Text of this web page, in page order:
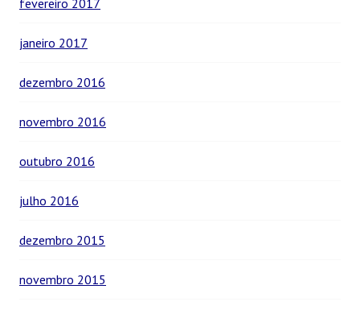
fevereiro 2017
janeiro 2017
dezembro 2016
novembro 2016
outubro 2016
julho 2016
dezembro 2015
novembro 2015